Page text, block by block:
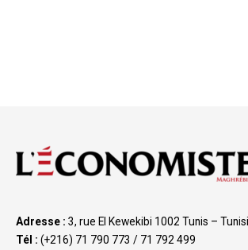
Adresse : 3, rue El Kewekibi 1002 Tunis –
Tél : (+216) 71 790 773 / 71 792 499